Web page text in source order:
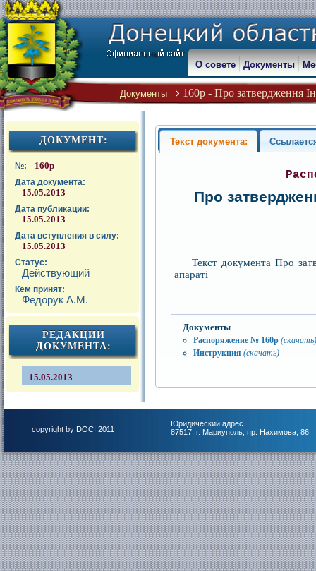
Документы 160р - Про затвердження
О совете Документы
ДОКУМЕНТ:
№: 160р
Дата документа:
15.05.2013
Дата публикации:
15.05.2013
Дата вступления в силу:
15.05.2013
Статус:
Действующий
Кем принят:
Федорук А.М.
РЕДАКЦИИ
ДОКУМЕНТА:
15.05.2013
Текст документа:
Про
Текст документа Про
апараті
Документы
Распоряжение № 160р
Инструкция (скачать)
copyright by DOCI 2011
Юридический адрес
87517, г. Мариуполь, пр. Нахимова, 86